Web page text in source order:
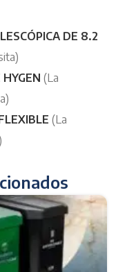
DE 8.2
(La
(La